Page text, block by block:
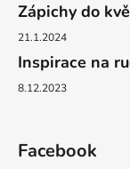
Zápichy do
21.1.2024
Inspirace na
8.12.2023
Facebook